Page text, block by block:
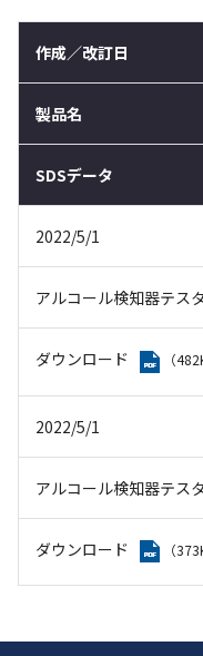
作成／改訂日
製品名
SDSデータ
2022/5/1
アルコール検知器テス
ダウンロード （
2022/5/1
アルコール検知器テス
ダウンロード （